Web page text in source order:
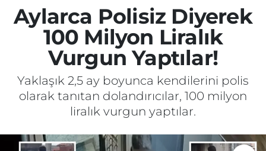
Aylarca Polisiz Diyerek
100 Milyon Liralık
Vurgun Yaptılar!
Yaklaşık 2,5 ay boyunca kendilerini polis
olarak tanıtan dolandırıcılar, 100 milyon
liralık vurgun yaptılar.
ASAYİŞ
SİYASET
EKONOMİ
SAĞLIK
İletişim
Künye
Süper Lig Puan Durumu ve Fikstür
Tüm Manşetler
Son Dakika Haberleri
Haber Arşivi